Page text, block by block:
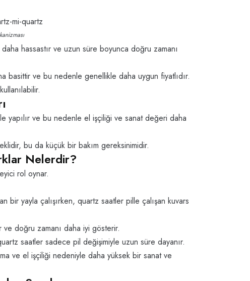
hassastır ve uzun süre boyunca doğru zamanı
basittir ve bu nedenle genellikle daha uygun fiyatlıdır.
yapılır ve bu nedenle el işçiliği ve sanat değeri daha
bu da küçük bir bakım gereksinimidir.
Nelerdir?
rol oynar.
bir yayla çalışırken, quartz saatler pille çalışan kuvars
doğru zamanı daha iyi gösterir.
saatler sadece pil değişimiyle uzun süre dayanır.
ve el işçiliği nedeniyle daha yüksek bir sanat ve